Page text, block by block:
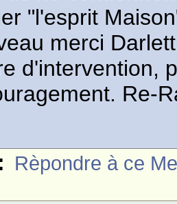
"l'esprit
merci
d'intervention,
Re-
Rèpondre à ce